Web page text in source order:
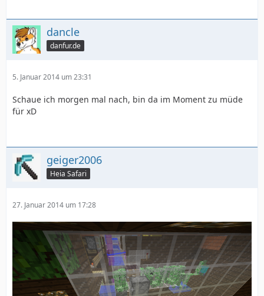
dancle
danfur.de
5. Januar 2014 um 23:31
Schaue ich morgen mal nach, bin da im Moment zu müde
für xD
geiger2006
Heia Safari
27. Januar 2014 um 17:28